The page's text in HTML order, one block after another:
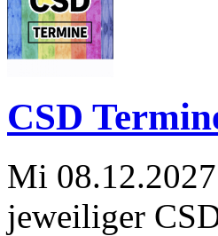
CSD
Mi
jeweiliger